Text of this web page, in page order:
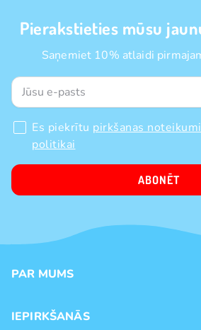
Pierakstieties mūsu
Saņemiet 10% atlaidi
Es piekrītu pirkšanas
politikai
ABONĒT
PAR MUMS
Veikali
IEPIRKŠANĀS